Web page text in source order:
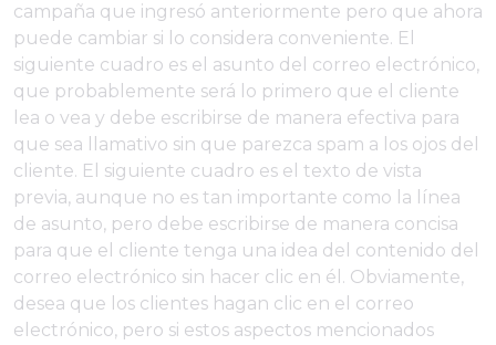
campaña que ingresó anteriormente pero que ahora
puede cambiar si lo considera conveniente. El
siguiente cuadro es el asunto del correo electrónico,
que probablemente será lo primero que el cliente
lea o vea y debe escribirse de manera efectiva para
que sea llamativo sin que parezca spam a los ojos del
cliente. El siguiente cuadro es el texto de vista
previa, aunque no es tan importante como la línea
de asunto, pero debe escribirse de manera concisa
para que el cliente tenga una idea del contenido del
correo electrónico sin hacer clic en él. Obviamente,
desea que los clientes hagan clic en el correo
electrónico, pero si estos aspectos mencionados